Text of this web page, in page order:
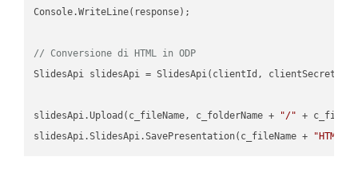
Console.WriteLine(response);
// Conversione di HTML in ODP
SlidesApi slidesApi = SlidesApi(clientId, clientSecret);
slidesApi.Upload(c_fileName, c_folderName + "/" +
slidesApi.SlidesApi.SavePresentation(c_fileName +
"HTML"